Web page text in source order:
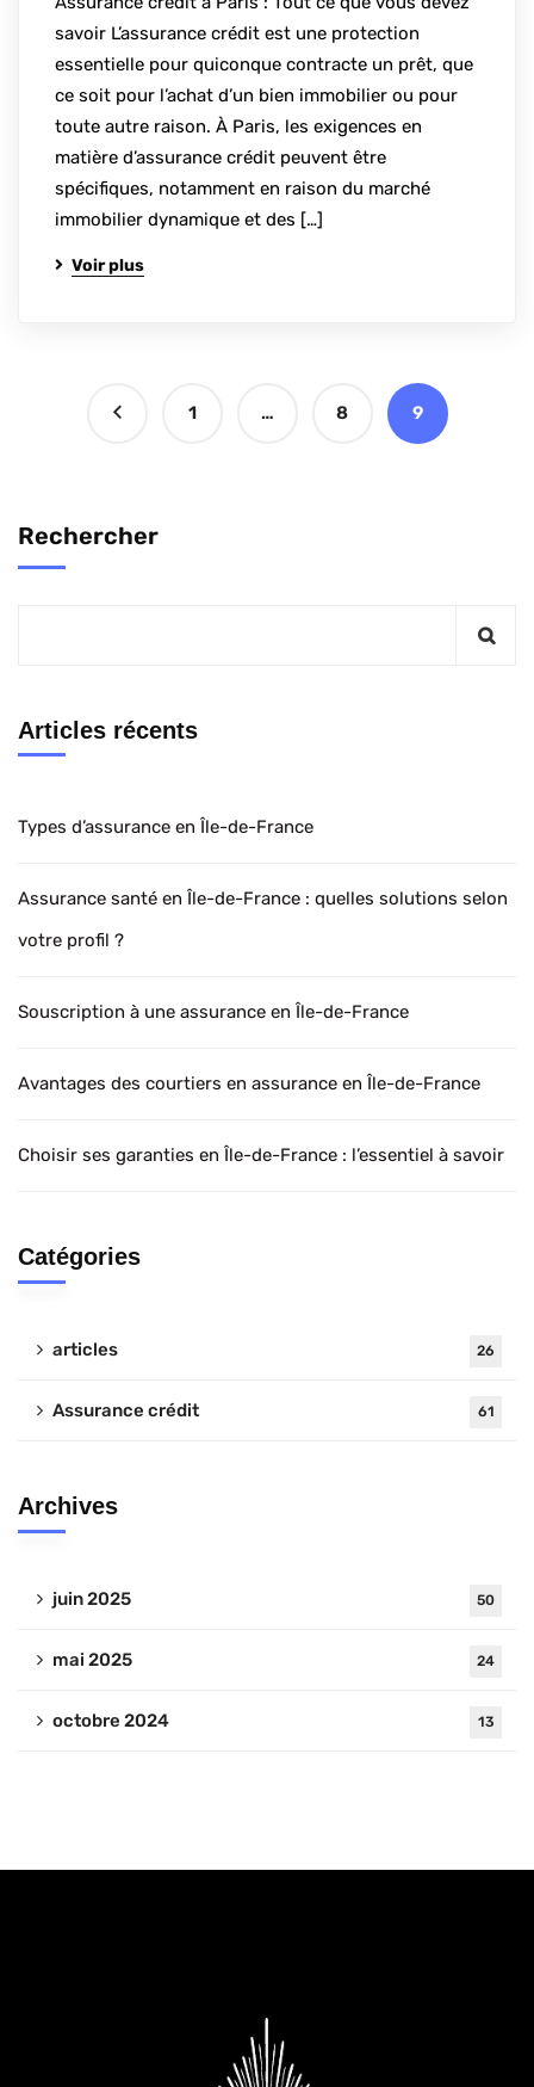
savoir L’assurance crédit est une protection
essentielle pour quiconque contracte un prêt, que
ce soit pour l’achat d’un bien immobilier ou pour
toute autre raison. À Paris, les exigences en
matière d’assurance crédit peuvent être
spécifiques, notamment en raison du marché
immobilier dynamique et des […]
Voir plus
1 … 8 9
Rechercher
Articles récents
Types d’assurance en Île-de-France
Assurance santé en Île-de-France : quelles solutions selon
votre profil ?
Souscription à une assurance en Île-de-France
Avantages des courtiers en assurance en Île-de-France
Choisir ses garanties en Île-de-France : l’essentiel à savoir
Catégories
articles 26
Assurance crédit 61
Archives
juin 2025 50
mai 2025 24
octobre 2024 13